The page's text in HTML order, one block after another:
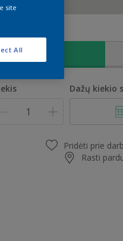
Dažų kiekio
Pridėti prie
Rasti
site
All